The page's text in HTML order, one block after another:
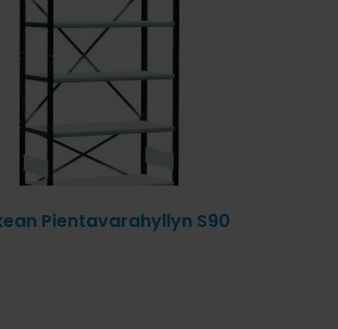
Pientavarahyllyn S90